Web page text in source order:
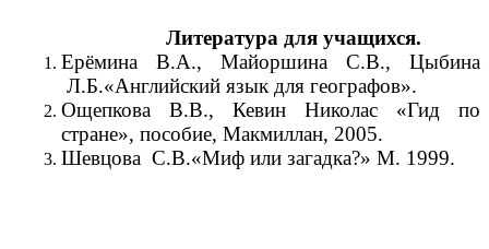
Литература для учащихся.
Ерёмина В.А., Майоршина С.В., Цыбина
Л.Б.«Английский язык для географов».
Ощепкова В.В., Кевин Николас «Гид по
стране», пособие, Макмиллан, 2005.
Шевцова С.В.«Миф или загадка?» М. 1999.